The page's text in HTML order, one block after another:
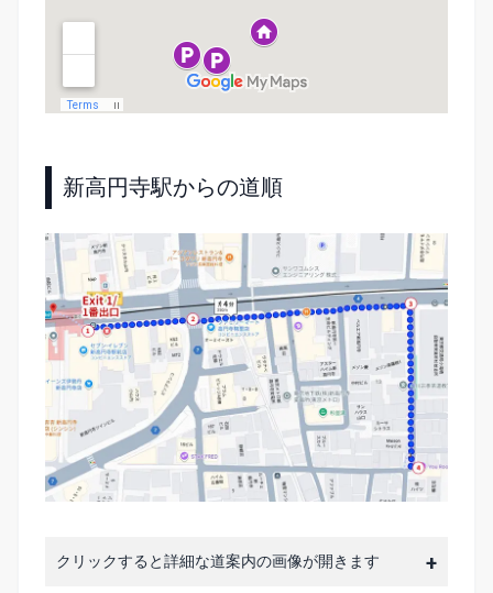
新高円寺駅からの道順
クリックすると詳細な道案内の画像が開きます